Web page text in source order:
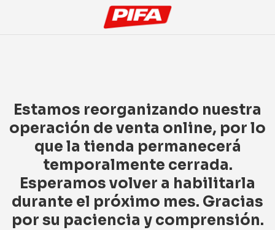
Estamos reorganizando nuestra
operación de venta online, por lo
que la tienda permanecerá
temporalmente cerrada.
Esperamos volver a habilitarla
durante el próximo mes. Gracias
por su paciencia y comprensión.